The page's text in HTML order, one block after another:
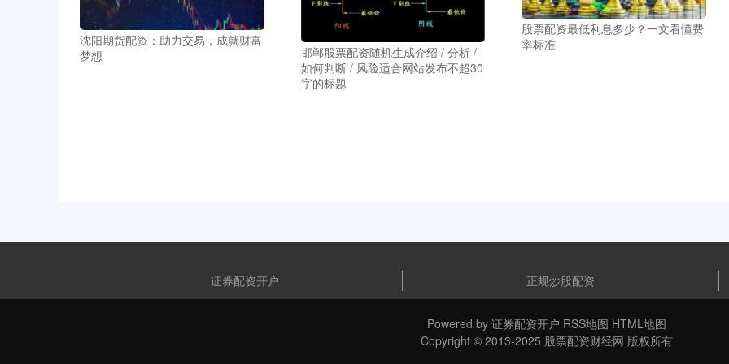
沈阳期货配资：助力交易，成就财富
梦想
邯郸股票配资随机生成介绍 / 分析 /
如何判断 / 风险适合网站发布不超30
字的标题
股票配资最低利息多少？一文看懂费
率标准
证券配资开户 正规炒股配资
Powered by 证券配资开户 RSS地图 HTML地图
Copyright © 2013-2025 股票配资财经网 版权所有